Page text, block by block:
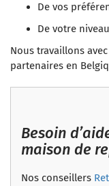
De vos
De votre
Nous travaillons
partenaires en
Besoin
maison de
Nos conseillers